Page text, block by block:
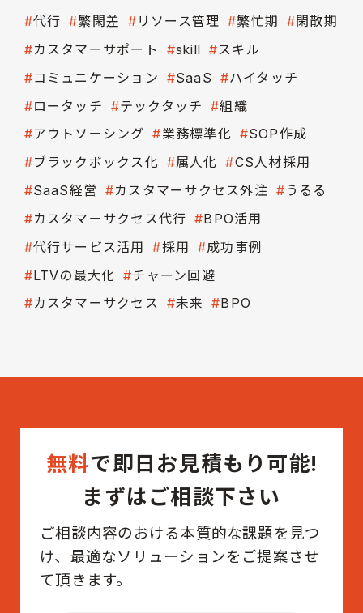
代行
繁閑差 リソース管理 繁忙期
閑散期
カスタマーサポート
skill
スキル
コミュニケーション
SaaS
ハイタッチ
ロータッチ
テックタッチ
組織
アウトソーシング
業務標準化
SOP作成
ブラックボックス化
属人化
CS人材採用
SaaS経営
カスタマーサクセス外注
うるる
カスタマーサクセス代行
BPO活用
代行サービス活用
採用
成功事例
LTVの最大化
チャーン回避
カスタマーサクセス
未来 BPO
無料で即日お見積もり可能!
まずはご相談下さい
ご相談内容のおける本質的な課題を見つ
け、最適なソリューションをご提案させ
て頂きます。